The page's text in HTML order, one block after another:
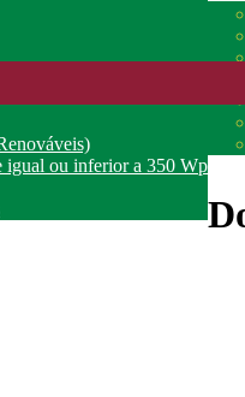
igual ou inferior a 350 Wp